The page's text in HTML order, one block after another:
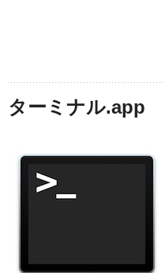
ターミナル.app